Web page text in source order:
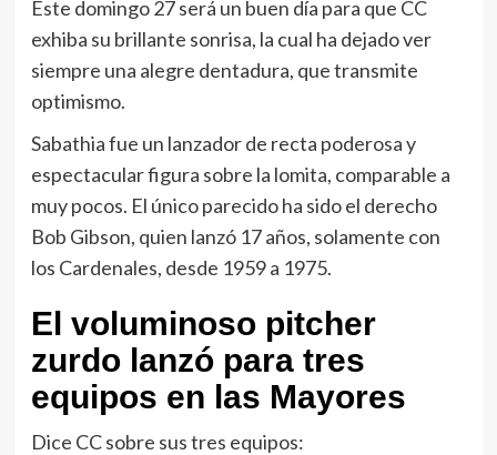
Este domingo 27 será un buen día para que CC
exhiba su brillante sonrisa, la cual ha dejado ver
siempre una alegre dentadura, que transmite
optimismo.
Sabathia fue un lanzador de recta poderosa y
espectacular figura sobre la lomita, comparable a
muy pocos. El único parecido ha sido el derecho
Bob Gibson, quien lanzó 17 años, solamente con
los Cardenales, desde 1959 a 1975.
El voluminoso pitcher
zurdo lanzó para tres
equipos en las Mayores
Dice CC sobre sus tres equipos: